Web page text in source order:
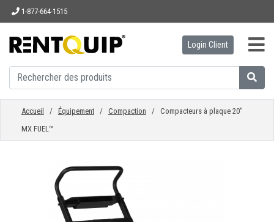
1-877-664-1515
ACCUEIL
ÉQUIPEMENT
PIÈCES
Login Client
Accueil / Équipement/ Compaction / Compacteurs à plaque 20"
MX FUEL™